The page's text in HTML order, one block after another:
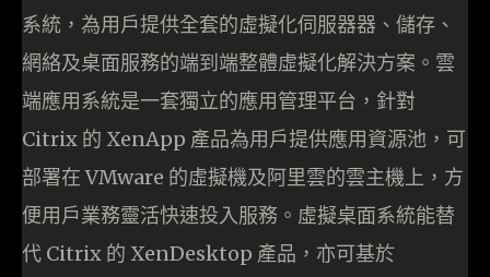
系統，為用戶提供全套的虛擬化伺服器器、儲存、
網絡及桌面服務的端到端整體虛擬化解決方案。雲
端應用系統是一套獨立的應用管理平台，針對
Citrix 的 XenApp 產品為用戶提供應用資源池，可
部署在 VMware 的虛擬機及阿里雲的雲主機上，方
便用戶業務靈活快速投入服務。虛擬桌面系統能替
代 Citrix 的 XenDesktop 產品，亦可基於